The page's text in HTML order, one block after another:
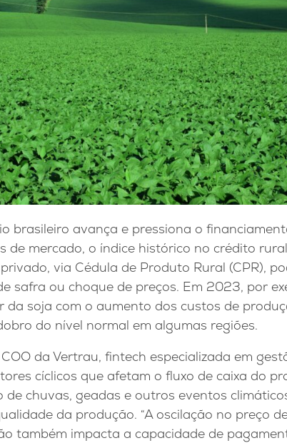
brasileiro avança e pressiona o
de mercado, o índice histórico no crédito
via Cédula de Produto Rural (CPR),
safra ou choque de preços. Em 2023, por
soja com o aumento dos custos de
do nível normal em algumas regiões.
da Vertrau, fintech especializada em
cíclicos que afetam o fluxo de caixa do
de chuvas, geadas e outros eventos
da produção. “A oscilação no preço
também impacta a capacidade de